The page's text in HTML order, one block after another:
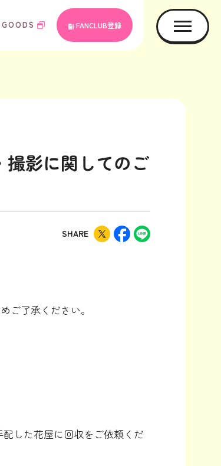
GOODS FANCLUB登録
影に関してのご
SHARE
ご了承ください。
した花屋に回収をご依頼くだ